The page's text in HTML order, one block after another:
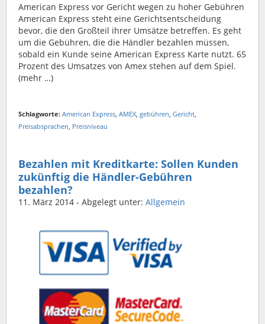
American Express vor Gericht wegen zu hoher Gebühren
American Express steht eine Gerichtsentscheidung
bevor, die den Großteil ihrer Umsätze betreffen. Es geht
um die Gebühren, die die Händler bezahlen müssen,
sobald ein Kunde seine American Express Karte nutzt. 65
Prozent des Umsatzes von Amex stehen auf dem Spiel.
(mehr …)
Schlagworte: American Express AMEX gebühren Gericht
Preisabsprachen Preisniveau
Bezahlen mit Kreditkarte: Sollen Kunden
zukünftig die Händler-Gebühren
bezahlen?
11. März 2014 - Abgelegt unter: Allgemein